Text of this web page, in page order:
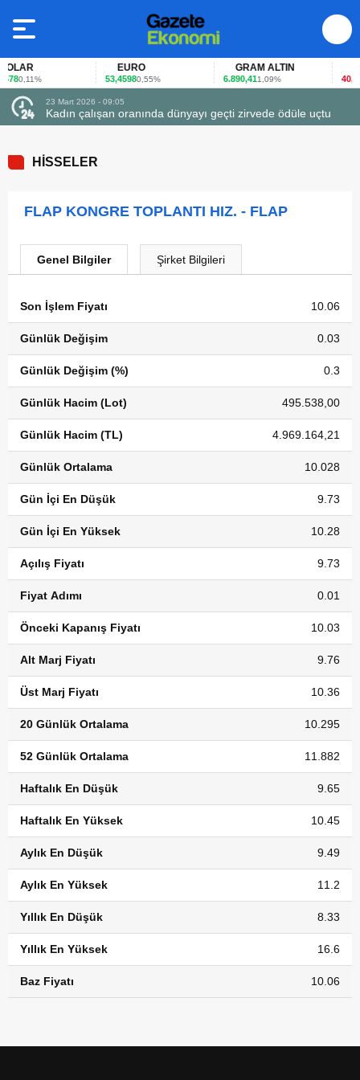
0,11%
EURO
53,45980,55%
GRAM ALTIN
6.890,411,09% 40,65-
23 Mart 2026 - 09:05
Kadın çalışan oranında dünyayı geçti zirvede ödüle uçtu
HİSSELER
FLAP KONGRE TOPLANTI HIZ. - FLAP
Genel Bilgiler Şirket Bilgileri
Son İşlem Fiyatı 10.06
Günlük Değişim 0.03
Günlük Değişim (%) 0.3
Günlük Hacim (Lot) 495.538,00
Günlük Hacim (TL) 4.969.164,21
Günlük Ortalama 10.028
Gün İçi En Düşük 9.73
Gün İçi En Yüksek 10.28
Açılış Fiyatı 9.73
Fiyat Adımı 0.01
Önceki Kapanış Fiyatı 10.03
Alt Marj Fiyatı 9.76
Üst Marj Fiyatı 10.36
20 Günlük Ortalama 10.295
52 Günlük Ortalama 11.882
Haftalık En Düşük 9.65
Haftalık En Yüksek 10.45
Aylık En Düşük 9.49
Aylık En Yüksek 11.2
Yıllık En Düşük 8.33
Yıllık En Yüksek 16.6
Baz Fiyatı 10.06